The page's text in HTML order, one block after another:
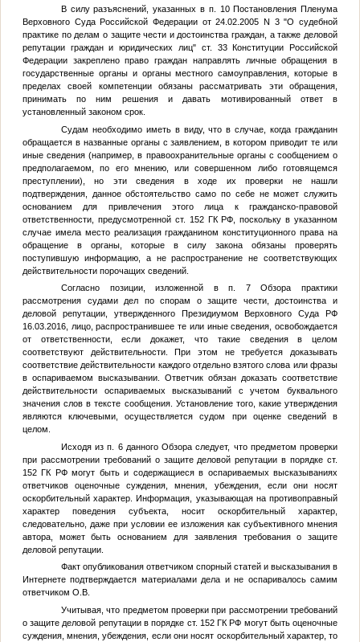
В силу разъяснений, указанных в п. 10 Постановления Пленума
Верховного Суда Российской Федерации от 24.02.2005 N 3 "О судебной
практике по делам о защите чести и достоинства граждан, а также деловой
репутации граждан и юридических лиц" ст. 33 Конституции Российской
Федерации закреплено право граждан направлять личные обращения в
государственные органы и органы местного самоуправления, которые в
пределах своей компетенции обязаны рассматривать эти обращения,
принимать по ним решения и давать мотивированный ответ в
установленный законом срок.
Судам необходимо иметь в виду, что в случае, когда гражданин
обращается в названные органы с заявлением, в котором приводит те или
иные сведения (например, в правоохранительные органы с сообщением о
предполагаемом, по его мнению, или совершенном либо готовящемся
преступлении), но эти сведения в ходе их проверки не нашли
подтверждения, данное обстоятельство само по себе не может служить
основанием для привлечения этого лица к гражданско-правовой
ответственности, предусмотренной ст. 152 ГК РФ, поскольку в указанном
случае имела место реализация гражданином конституционного права на
обращение в органы, которые в силу закона обязаны проверять
поступившую информацию, а не распространение не соответствующих
действительности порочащих сведений.
Согласно позиции, изложенной в п. 7 Обзора практики
рассмотрения судами дел по спорам о защите чести, достоинства и
деловой репутации, утвержденного Президиумом Верховного Суда РФ
16.03.2016, лицо, распространившее те или иные сведения, освобождается
от ответственности, если докажет, что такие сведения в целом
соответствуют действительности. При этом не требуется доказывать
соответствие действительности каждого отдельно взятого слова или фразы
в оспариваемом высказывании. Ответчик обязан доказать соответствие
действительности оспариваемых высказываний с учетом буквального
значения слов в тексте сообщения. Установление того, какие утверждения
являются ключевыми, осуществляется судом при оценке сведений в
целом.
Исходя из п. 6 данного Обзора следует, что предметом проверки
при рассмотрении требований о защите деловой репутации в порядке ст.
152 ГК РФ могут быть и содержащиеся в оспариваемых высказываниях
ответчиков оценочные суждения, мнения, убеждения, если они носят
оскорбительный характер. Информация, указывающая на противоправный
характер поведения субъекта, носит оскорбительный характер,
следовательно, даже при условии ее изложения как субъективного мнения
автора, может быть основанием для заявления требования о защите
деловой репутации.
Факт опубликования ответчиком спорный статей и высказывания в
Интернете подтверждается материалами дела и не оспаривалось самим
ответчиком О.В.
Учитывая, что предметом проверки при рассмотрении требований
о защите деловой репутации в порядке ст. 152 ГК РФ могут быть оценочные
суждения, мнения, убеждения, если они носят оскорбительный характер, то